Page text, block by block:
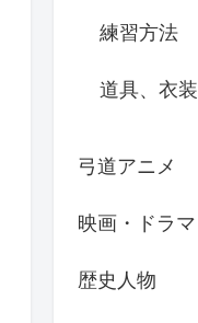
練習方法
道具、衣装
弓道アニメ
映画・ドラマ
歴史人物